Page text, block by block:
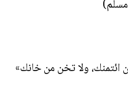
ائتمنك، ولا تخن من خانك»